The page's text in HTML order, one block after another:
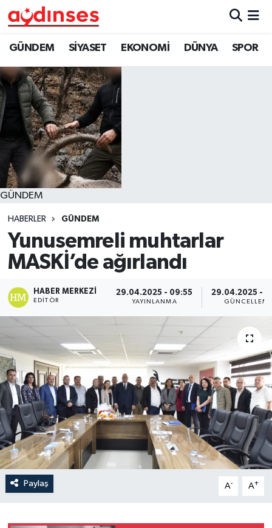
GÜNDEM SİYASET EKONOMİ DÜNYA SPOR
GÜNDEM
HABERLER GÜNDEM
Yunusemreli muhtarlar
MASKİ’de ağırlandı
HABER MERKEZI
EDITÖR
29.04.2025 - 09:55
YAYINLANMA
29.04.2025 -
Paylaş A- A+
GÜNDEM
SİYASET
EKONOMİ
DÜNYA
SPOR
MAGAZİN
Nöbetçi Eczaneler
Hava Durumu
Aydin Namaz Vakitleri
Trafik Durumu
Süper Lig Puan Durumu ve Fikstür
Tüm Manşetler
Son Dakika Haberleri
Haber Arşivi